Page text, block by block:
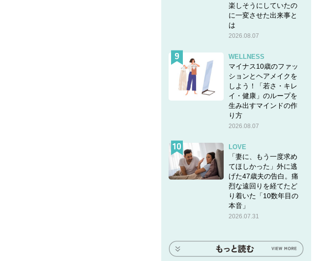
楽しそうにしていたの
に一変させた出来事と
は
2026.08.07
WELLNESS
マイナス10歳のファッ
ションとヘアメイクを
しよう！「若さ・キレ
イ・健康」のループを
生み出すマインドの作
り方
2026.08.07
LOVE
「妻に、もう一度求め
てほしかった」外に逃
げた47歳夫の告白。痛
烈な遠回りを経てたど
り着いた「10数年目の
本音」
2026.07.31